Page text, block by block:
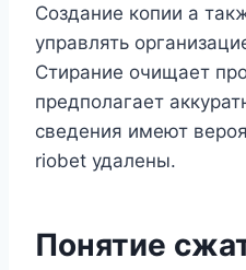
Создание копии а
управлять
Стирание очищает
предполагает
сведения имеют
riobet удалены.
Понятие